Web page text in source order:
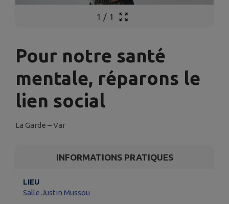
1 / 1
Pour notre santé
mentale, réparons le
lien social
La Garde – Var
INFORMATIONS PRATIQUES
LIEU
Salle Justin Mussou